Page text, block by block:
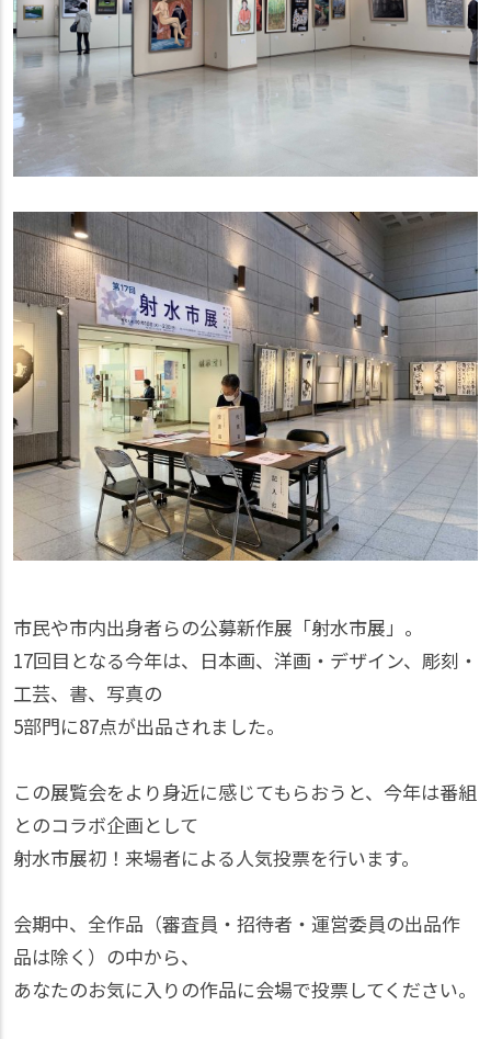
市民や市内出身者らの公募新作展「射水市展」。
17回目となる今年は、日本画、洋画・デザイン、彫刻・
工芸、書、写真の
5部門に87点が出品されました。
この展覧会をより身近に感じてもらおうと、今年は番組
とのコラボ企画として
射水市展初！来場者による人気投票を行います。
会期中、全作品（審査員・招待者・運営委員の出品作
品は除く）の中から、
あなたのお気に入りの作品に会場で投票してください。